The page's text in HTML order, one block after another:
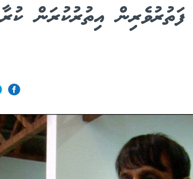
އިތުރުކުރަން ކުރާ